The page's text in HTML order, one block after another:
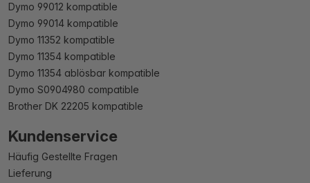
Dymo 99012 kompatible
Dymo 99014 kompatible
Dymo 11352 kompatible
Dymo 11354 kompatible
Dymo 11354 ablösbar kompatible
Dymo S0904980 compatible
Brother DK 22205 kompatible
Kundenservice
Häufig Gestellte Fragen
Lieferung